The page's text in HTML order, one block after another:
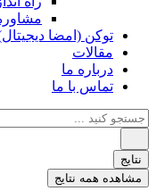
توکن (امضا
مقالات
درباره ما
تماس با ما
جستجو
...
نتایج
مشاهده همه نتایج